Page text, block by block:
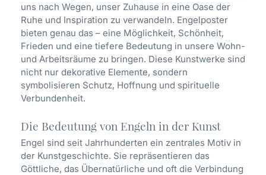
uns nach Wegen, unser Zuhause in eine Oase der
Ruhe und Inspiration zu verwandeln. Engelposter
bieten genau das – eine Möglichkeit, Schönheit,
Frieden und eine tiefere Bedeutung in unsere Wohn-
und Arbeitsräume zu bringen. Diese Kunstwerke sind
nicht nur dekorative Elemente, sondern
symbolisieren Schutz, Hoffnung und spirituelle
Verbundenheit.
Die Bedeutung von Engeln in der Kunst
Engel sind seit Jahrhunderten ein zentrales Motiv in
der Kunstgeschichte. Sie repräsentieren das
Göttliche, das Übernatürliche und oft die Verbindung